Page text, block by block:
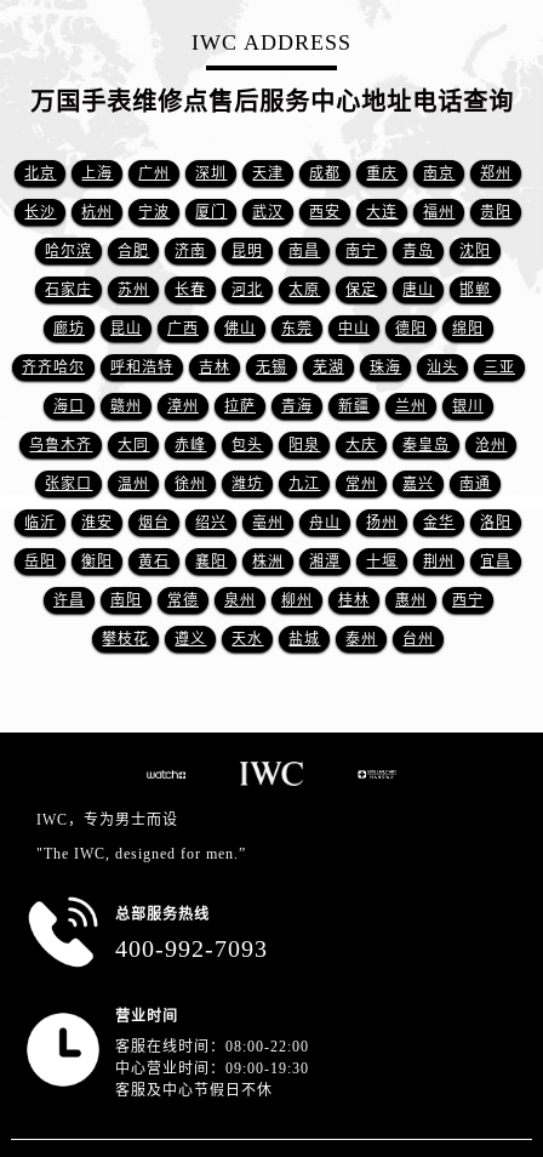
江苏省盐城市盐都区世纪大道5号盐城金融城写字楼1号楼16层1604室万国售后服务中心（需提前预约）
江苏省镇江市京口区中山东路万国售后服务中心（需提前预约）
江西省抚州市临川区赣东大道万国售后服务中心（需提前预约）
江西省赣州市章贡区文清路万国售后服务中心（需提前预约）
江西省吉安市吉州区井冈山大道万国售后服务中心（需提前预约）
江西省景德镇市珠山区珠山中路万国售后服务中心（需提前预约）
江西省九江市浔阳区浔阳路万国售后服务中心（需提前预约）
江西省南昌市红谷滩新区红谷中大道998号绿地双子塔（中央广场）A1座办公楼14层1407室万国售后服务中心（需提前预约）
江西省萍乡市安源区萍安北大道与康庄路交叉口万国售后服务中心（需提前预约）
江西省上饶市信州区滨江西路万国售后服务中心（需提前预约）
江西省新余市渝水区北湖西路万国售后服务中心（需提前预约）
江西省宜春市袁州区中山中路万国售后服务中心（需提前预约）
江西省鹰潭市月湖区胜利东路万国售后服务中心（需提前预约）
山东省德州市德城区东风中路万国售后服务中心（需提前预约）
浙江省嘉兴市南湖区广益路705号嘉兴世界贸易中心A座13层1304室万国售后服务中心（需提前预约）
IWC ADDRESS
万国手表维修点售后服务中心地址电话查询
北京 上海 广州 深圳 天津 成都 重庆 南京 郑州
长沙 杭州 宁波 厦门 武汉 西安 大连 福州 贵阳
哈尔滨 合肥 济南 昆明 南昌 南宁 青岛 沈阳
石家庄 苏州 长春 河北 太原 保定 唐山 邯郸
廊坊 昆山 广西 佛山 东莞 中山 德阳 绵阳
齐齐哈尔 呼和浩特 吉林 无锡 芜湖 珠海 汕头 三亚
海口 赣州 漳州 拉萨 青海 新疆 兰州 银川
乌鲁木齐 大同 赤峰 包头 阳泉 大庆 秦皇岛 沧州
张家口 温州 徐州 潍坊 九江 常州 嘉兴 南通
临沂 淮安 烟台 绍兴 亳州 舟山 扬州 金华 洛阳
岳阳 衡阳 黄石 襄阳 株洲 湘潭 十堰 荆州 宜昌
许昌 南阳 常德 泉州 柳州 桂林 惠州 西宁
攀枝花 遵义 天水 盐城 泰州 台州
IWC，专为男士而设
"The IWC, designed for men.”
总部服务热线
400-992-7093
营业时间
客服在线时间：08:00-22:00
中心营业时间：09:00-19:30
客服及中心节假日不休